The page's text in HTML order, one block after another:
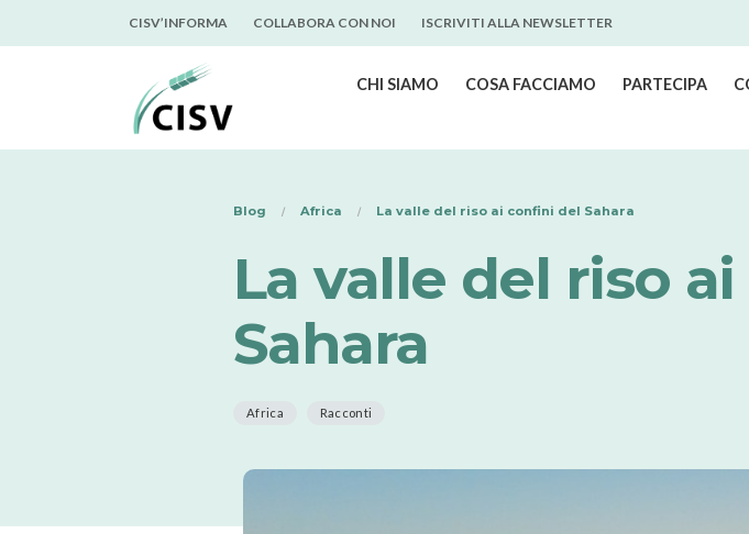
CISV’INFORMA COLLABORA CON NOI ISCRIVITI ALLA NEWSLETTER
CHI SIAMO COSA FACCIAMO PARTECIPA
Blog Africa La valle del riso ai confini del Sahara
La valle del riso
Sahara
Africa Racconti